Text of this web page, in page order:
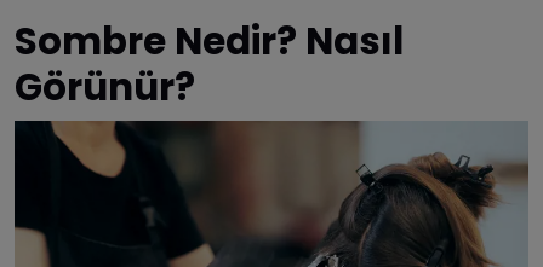
Sombre Nedir? Nasıl
Görünür?